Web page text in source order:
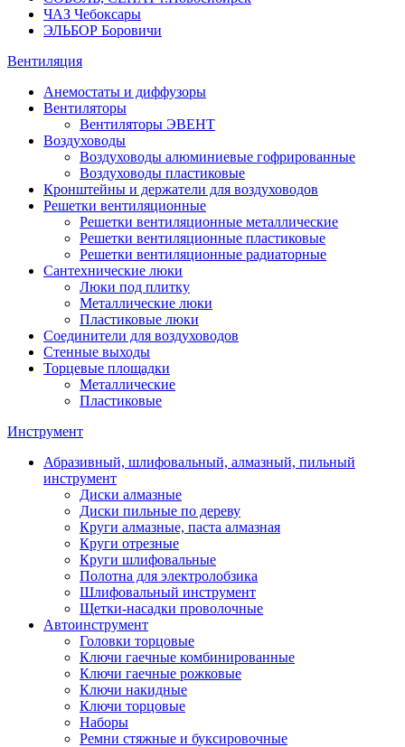
ЧАЗ Чебоксары
ЭЛЬБОР Боровичи
Вентиляция
Анемостаты и диффузоры
Вентиляторы
Вентиляторы ЭВЕНТ
Воздуховоды
Воздуховоды алюминиевые гофрированные
Воздуховоды пластиковые
Кронштейны и держатели для воздуховодов
Решетки вентиляционные
Решетки вентиляционные металлические
Решетки вентиляционные пластиковые
Решетки вентиляционные радиаторные
Сантехнические люки
Люки под плитку
Металлические люки
Пластиковые люки
Соединители для воздуховодов
Стенные выходы
Торцевые площадки
Металлические
Пластиковые
Инструмент
Абразивный, шлифовальный, алмазный, пильный
инструмент
Диски алмазные
Диски пильные по дереву
Круги алмазные, паста алмазная
Круги отрезные
Круги шлифовальные
Полотна для электролобзика
Шлифовальный инструмент
Щетки-насадки проволочные
Автоинструмент
Головки торцовые
Ключи гаечные комбинированные
Ключи гаечные рожковые
Ключи накидные
Ключи торцовые
Наборы
Ремни стяжные и буксировочные